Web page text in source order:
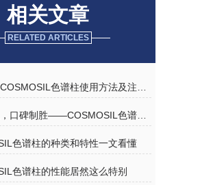
相关文章
RELATED ARTICLES
色谱柱的种类和特性一文看懂
色谱柱的性能居然这么特别